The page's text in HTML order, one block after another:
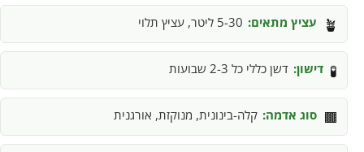
🪴 עציץ מתאים: 5-30 ליטר, עציץ תלוי
🧪 דישון: דשן כללי כל 2-3 שבועות
🟫 סוג אדמה: קלה-בינונית, מנוקזת, אורגנית